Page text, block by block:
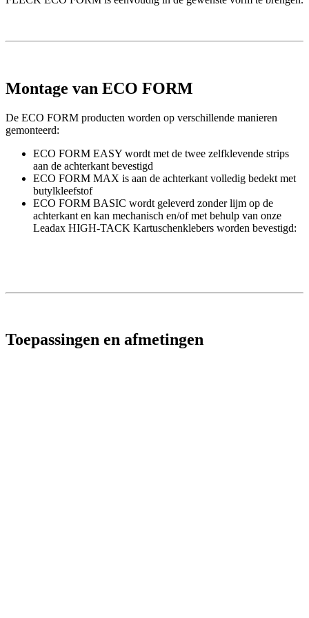
Montage van ECO FORM
De ECO FORM producten worden op verschillende manieren
gemonteerd:
ECO FORM EASY wordt met de twee zelfklevende strips
aan de achterkant bevestigd
ECO FORM MAX is aan de achterkant volledig bedekt met
butylkleefstof
ECO FORM BASIC wordt geleverd zonder lijm op de
achterkant en kan mechanisch en/of met behulp van onze
Leadax HIGH-TACK Kartuschenklebers worden bevestigd:
Toepassingen en afmetingen